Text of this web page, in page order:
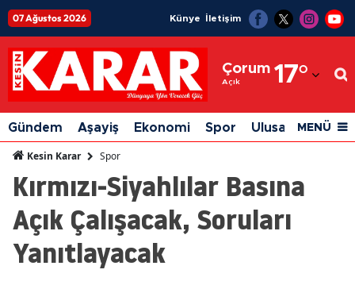
07 Ağustos 2026 Künye İletişim
Çorum
Açık 17°
Adıyaman
Afyonkarahisar
Ağrı
Amasya
Ankara
Gündem Aşayiş Ekonomi Spor Ulusal Siyaset
MENÜ
Kesin Karar Spor
Kırmızı-Siyahlılar Basına
Açık Çalışacak, Soruları
Yanıtlayacak